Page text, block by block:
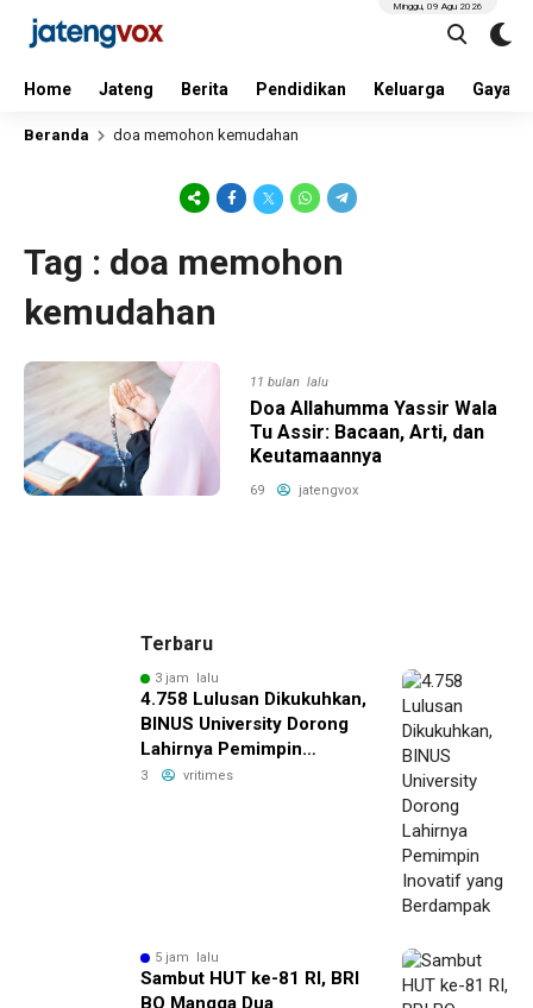
Home Jateng Berita Pendidikan Keluarga Gaya
Minggu, 09 Agu 2026
Beranda doa memohon kemudahan
Tag : doa memohon
kemudahan
11 bulan lalu
Doa Allahumma Yassir Wala
Tu Assir: Bacaan, Arti, dan
Keutamaannya
69 jatengvox
Terbaru
3 jam lalu
4.758 Lulusan Dikukuhkan,
BINUS University Dorong
Lahirnya Pemimpin
Inovatif yang Berdampak
3 vritimes
5 jam lalu
Sambut HUT ke-81 RI, BRI
BO Mangga Dua